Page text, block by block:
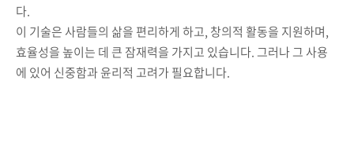
다.
이 기술은 사람들의 삶을 편리하게 하고, 창의적 활동을 지원하며,
효율성을 높이는 데 큰 잠재력을 가지고 있습니다. 그러나 그 사용
에 있어 신중함과 윤리적 고려가 필요합니다.